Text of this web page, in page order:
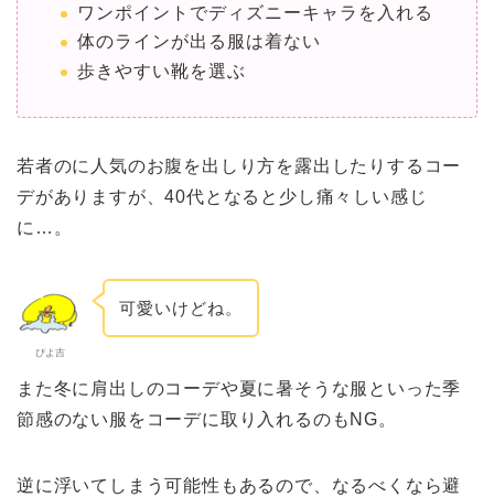
ワンポイントでディズニーキャラを入れる
体のラインが出る服は着ない
歩きやすい靴を選ぶ
若者のに人気のお腹を出しり方を露出したりするコー
デがありますが、40代となると少し痛々しい感じ
に…。
ぴよ吉
可愛いけどね。
また冬に肩出しのコーデや夏に暑そうな服といった季
節感のない服をコーデに取り入れるのもNG。
逆に浮いてしまう可能性もあるので、なるべくなら避